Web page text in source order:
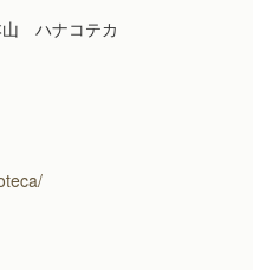
ハナコテカ